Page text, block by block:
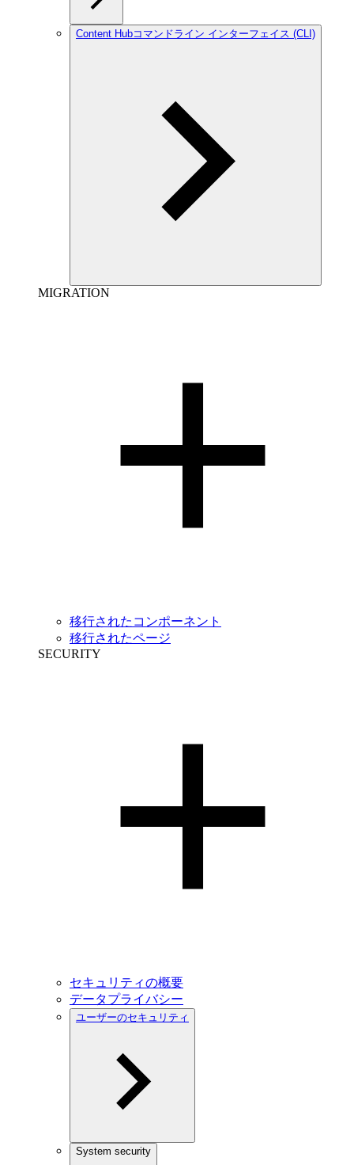
Content Hubコマンドライン インターフェイス (CLI)
MIGRATION
移行されたコンポーネント
移行されたページ
SECURITY
セキュリティの概要
データプライバシー
ユーザーのセキュリティ
System security